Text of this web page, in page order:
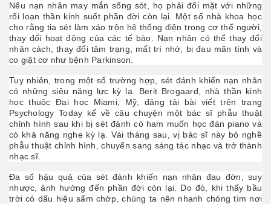
Nếu nạn nhân may mắn sống sót, họ phải đối mặt với những
rối loạn thần kinh suốt phần đời còn lại. Một số nhà khoa học
cho rằng tia sét làm xáo trộn hệ thống điện trong cơ thể người,
thay đổi hoạt động của các tế bào. Nạn nhân có thể thay đổi
nhân cách, thay đổi tâm trạng, mất trí nhớ, bị đau mãn tính và
co giật cơ như bệnh Parkinson.
Tuy nhiên, trong một số trường hợp, sét đánh khiến nạn nhân
có những siêu năng lực kỳ lạ. Berit Brogaard, nhà thần kinh
học thuộc Đại học Miami, Mỹ, đăng tải bài viết trên trang
Psychology Today kể về câu chuyện một bác sĩ phẫu thuật
chỉnh hình sau khi bị sét đánh có ham muốn học đàn piano và
có khả năng nghe kỳ lạ. Vài tháng sau, vị bác sĩ này bỏ nghề
phẫu thuật chỉnh hình, chuyển sang sáng tác nhạc và trở thành
nhạc sĩ.
Đa số hậu quả của sét đánh khiến nạn nhân đau đớn, suy
nhược, ảnh hưởng đến phần đời còn lại. Do đó, khi thấy bầu
trời có dấu hiệu sấm chớp, chúng ta nên nhanh chóng tìm nơi